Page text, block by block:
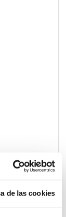
de las cookies